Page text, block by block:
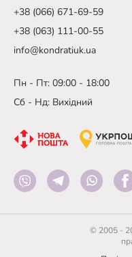
+38 (066) 671-69-59
+38 (063) 111-00-55
info@kondratiuk.ua
Пн - Пт: 09:00 - 18:00
Сб - Нд: Вихідний
© 2005 -